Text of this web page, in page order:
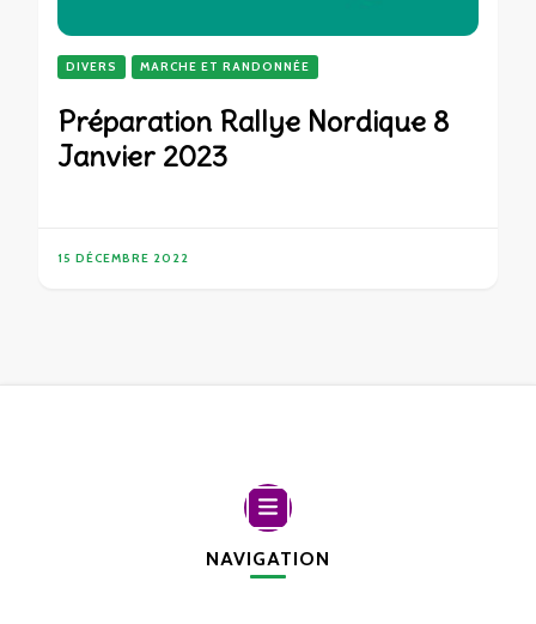
DIVERS MARCHE ET RANDONNÉE
Préparation Rallye Nordique 8
Janvier 2023
15 DÉCEMBRE 2022
NAVIGATION